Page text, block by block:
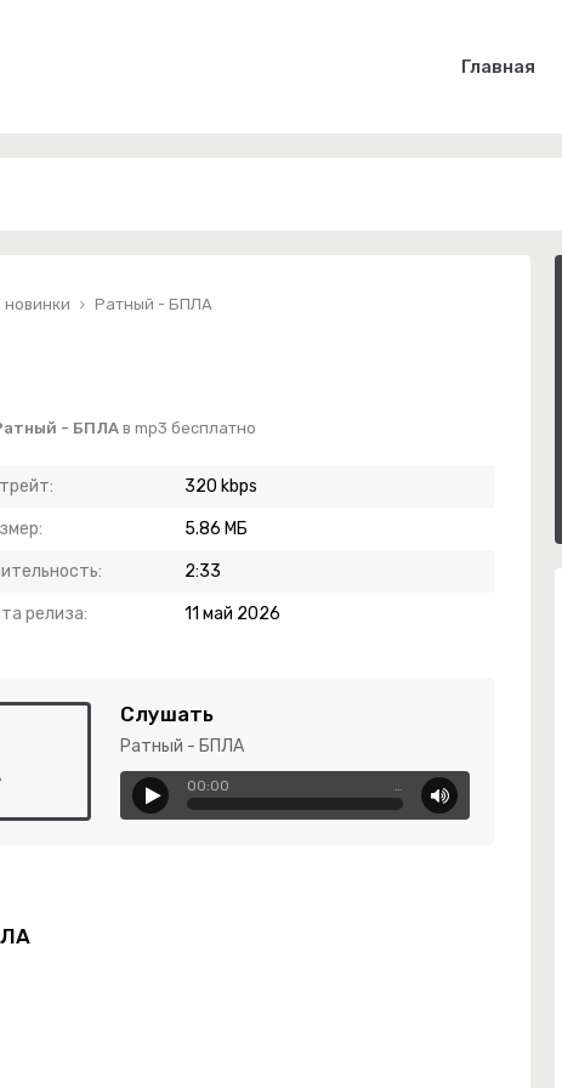
Главная
новинки Ратный - БПЛА
- БПЛА в mp3 бесплатно
320 kbps
5.86 МБ
2:33
релиза: 11 май 2026
Слушать
Ратный - БПЛА
00:00 …